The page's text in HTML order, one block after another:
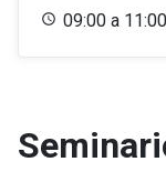
09:00 a